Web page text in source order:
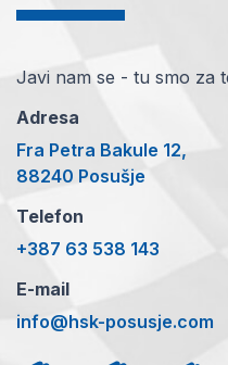
Javi nam se - tu smo za
Adresa
Fra Petra Bakule 12,
88240 Posušje
Telefon
+387 63 538 143
E-mail
info@hsk-posusje.com